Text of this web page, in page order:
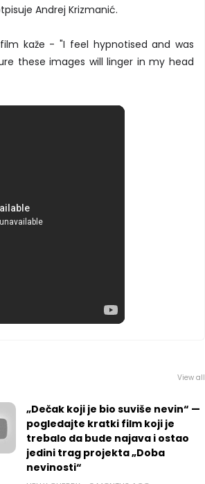
Andrej Krizmanić.
kaže - "I feel hypnotised and was
these images will linger in my head
View all
„Dečak koji je bio suviše nevin“ —
pogledajte kratki film koji je
trebalo da bude najava i ostao
jedini trag projekta „Doba
nevinosti“